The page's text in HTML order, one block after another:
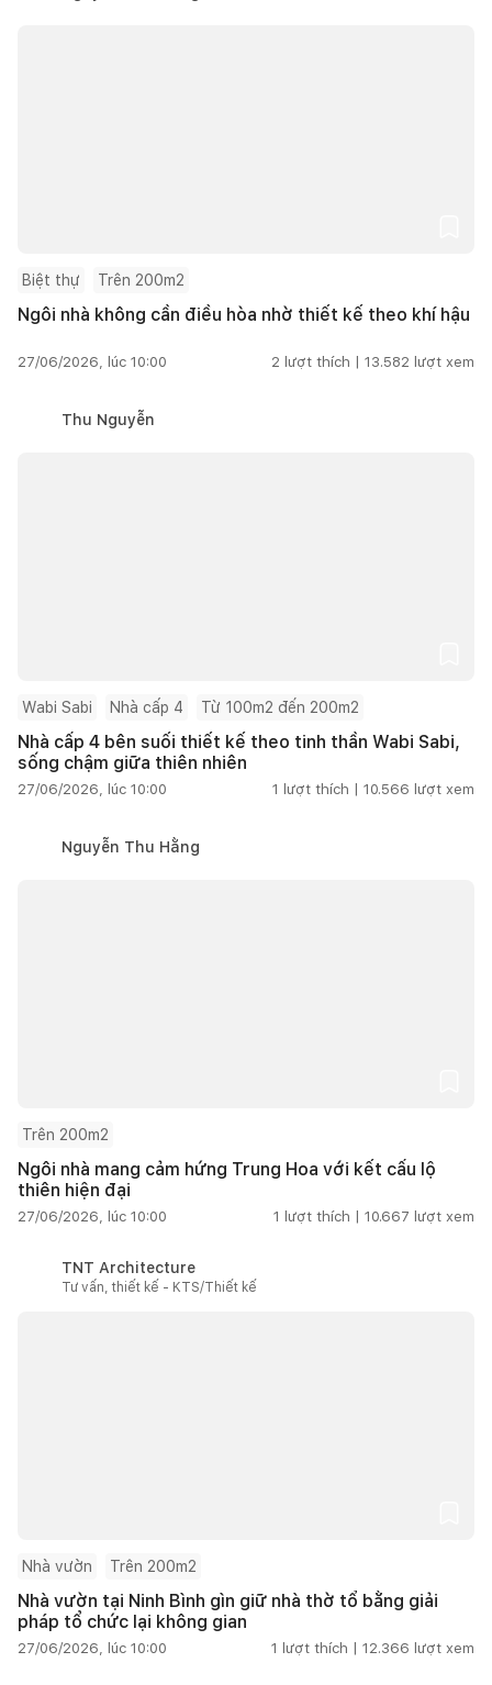
Biệt thự Trên 200m2
Ngôi nhà không cần điều hòa nhờ thiết kế theo khí hậu
27/06/2026, lúc 10:00 2 lượt thích | 13.582 lượt xem
Thu Nguyễn
Wabi Sabi Nhà cấp 4 Từ 100m2 đến 200m2
Nhà cấp 4 bên suối thiết kế theo tinh thần Wabi Sabi,
sống chậm giữa thiên nhiên
27/06/2026, lúc 10:00 1 lượt thích | 10.566 lượt xem
Nguyễn Thu Hằng
Trên 200m2
Ngôi nhà mang cảm hứng Trung Hoa với kết cấu lộ
thiên hiện đại
27/06/2026, lúc 10:00 1 lượt thích | 10.667 lượt xem
TNT Architecture
Tư vấn, thiết kế - KTS/Thiết kế
Nhà vườn Trên 200m2
Nhà vườn tại Ninh Bình gìn giữ nhà thờ tổ bằng giải
pháp tổ chức lại không gian
27/06/2026, lúc 10:00 1 lượt thích | 12.366 lượt xem